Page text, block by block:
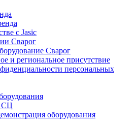
с Jasic
Сварог
Сварог
и региональное присутствие
персональных
СЦ
оборудования